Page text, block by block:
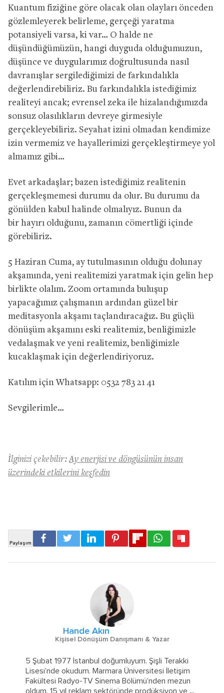
Kuantum fiziğine göre olacak olan olayları önceden
gözlemleyerek belirleme, gerçeği yaratma
potansiyeli varsa, ki var… O halde ne
düşündüğümüzün, hangi duyguda olduğumuzun,
düşünce ve duygularımız doğrultusunda nasıl
davranışlar sergilediğimizi de farkındalıkla
değerlendirebiliriz. Bu farkındalıkla istediğimiz
realiteyi ancak; evrensel zeka ile hizalandığımızda
sonsuz olasılıkların devreye girmesiyle
gerçekleyebiliriz. Seyahat izini olmadan kendimize
izin vermemiz ve hayallerimizi gerçekleştirmeye yol
almamız gibi…
Evet arkadaşlar; bazen istediğimiz realitenin
gerçekleşmemesi durumu da olur. Bu durumu da
gönülden kabul halinde olmalıyız. Bunun da
bir hayırı olduğunu, zamanın cömertliği içinde
görebiliriz.
5 Haziran Cuma, ay tutulmasının olduğu dolunay
akşamında, yeni realitemizi yaratmak için gelin hep
birlikte olalım. Zoom ortamında buluşup
yapacağımız çalışmanın ardından güzel bir
meditasyonla akşamı taçlandıracağız. Bu güçlü
dönüşüm akşamını eski realitemiz, benliğimizle
vedalaşmak ve yeni realitemiz, benliğimizle
kucaklaşmak için değerlendiriyoruz.
Katılım için Whatsapp: 0532 783 21 41
Sevgilerimle…
İlginizi çekebilir:Ay enerjisi ve döngüsünün insan
üzerindeki etkilerini keşfedin
Hande Akın
Kişisel Dönüşüm Danışmanı & Yazar
5 Şubat 1977 İstanbul doğumluyum. Şişli Terakki
Lisesi’nde okudum. Marmara Üniversitesi İletişim
Fakültesi Radyo-TV Sinema Bölümü’nden mezun
oldum. 15 yıl reklam sektöründe prodüksiyon ve ...